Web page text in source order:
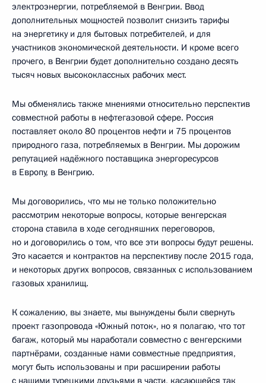
электроэнергии, потребляемой в Венгрии. Ввод
дополнительных мощностей позволит снизить тарифы
на энергетику и для бытовых потребителей, и для
участников экономической деятельности. И кроме всего
прочего, в Венгрии будет дополнительно создано десять
тысяч новых высококлассных рабочих мест.
Мы обменялись также мнениями относительно перспектив
совместной работы в нефтегазовой сфере. Россия
поставляет около 80 процентов нефти и 75 процентов
природного газа, потребляемых в Венгрии. Мы дорожим
репутацией надёжного поставщика энергоресурсов
в Европу, в Венгрию.
Мы договорились, что мы не только положительно
рассмотрим некоторые вопросы, которые венгерская
сторона ставила в ходе сегодняшних переговоров,
но и договорились о том, что все эти вопросы будут решены.
Это касается и контрактов на перспективу после 2015 года,
и некоторых других вопросов, связанных с использованием
газовых хранилищ.
К сожалению, вы знаете, мы вынуждены были свернуть
проект газопровода «Южный поток», но я полагаю, что тот
багаж, который мы наработали совместно с венгерскими
партнёрами, созданные нами совместные предприятия,
могут быть использованы и при расширении работы